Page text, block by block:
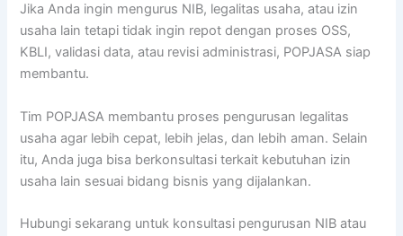
Jika Anda ingin mengurus NIB, legalitas usaha, atau izin
usaha lain tetapi tidak ingin repot dengan proses OSS,
KBLI, validasi data, atau revisi administrasi, POPJASA siap
membantu.
Tim POPJASA membantu proses pengurusan legalitas
usaha agar lebih cepat, lebih jelas, dan lebih aman. Selain
itu, Anda juga bisa berkonsultasi terkait kebutuhan izin
usaha lain sesuai bidang bisnis yang dijalankan.
Hubungi sekarang untuk konsultasi pengurusan NIB atau